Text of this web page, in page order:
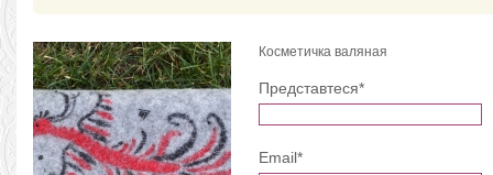
Косметичка валяная
Представтеся*
Email*